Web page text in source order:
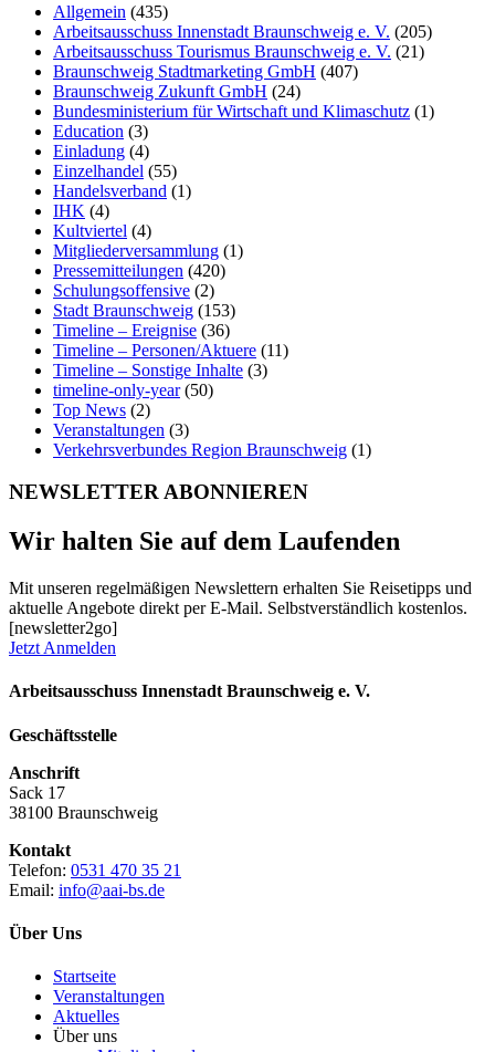
Allgemein (435)
Arbeitsausschuss Innenstadt Braunschweig e. V. (205)
Arbeitsausschuss Tourismus Braunschweig e. V. (21)
Braunschweig Stadtmarketing GmbH (407)
Braunschweig Zukunft GmbH (24)
Bundesministerium für Wirtschaft und Klimaschutz (1)
Education (3)
Einladung (4)
Einzelhandel (55)
Handelsverband (1)
IHK (4)
Kultviertel (4)
Mitgliederversammlung (1)
Pressemitteilungen (420)
Schulungsoffensive (2)
Stadt Braunschweig (153)
Timeline – Ereignise (36)
Timeline – Personen/Aktuere (11)
Timeline – Sonstige Inhalte (3)
timeline-only-year(50)
Top News (2)
Veranstaltungen (3)
Verkehrsverbundes Region Braunschweig (1)
NEWSLETTER ABONNIEREN
Wir halten Sie auf dem Laufenden
Mit unseren regelmäßigen Newslettern erhalten Sie Reisetipps und
aktuelle Angebote direkt per E-Mail. Selbstverständlich kostenlos.
[newsletter2go]
Jetzt Anmelden
Arbeitsausschuss Innenstadt Braunschweig e. V.
Geschäftsstelle
Anschrift
Sack 17
38100 Braunschweig
Kontakt
Telefon: 0531 470 35 21
Email: info@aai-bs.de
Über Uns
Startseite
Veranstaltungen
Aktuelles
Über uns